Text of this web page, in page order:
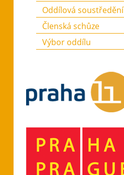
Oddílová soustředění
Členská schůze
Výbor oddílu